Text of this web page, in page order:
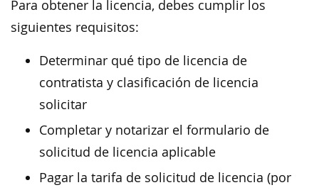
Para obtener la licencia, debes cumplir los
siguientes requisitos:
Determinar qué tipo de licencia de
contratista y clasificación de licencia
solicitar
Completar y notarizar el formulario de
solicitud de licencia aplicable
Pagar la tarifa de solicitud de licencia (por